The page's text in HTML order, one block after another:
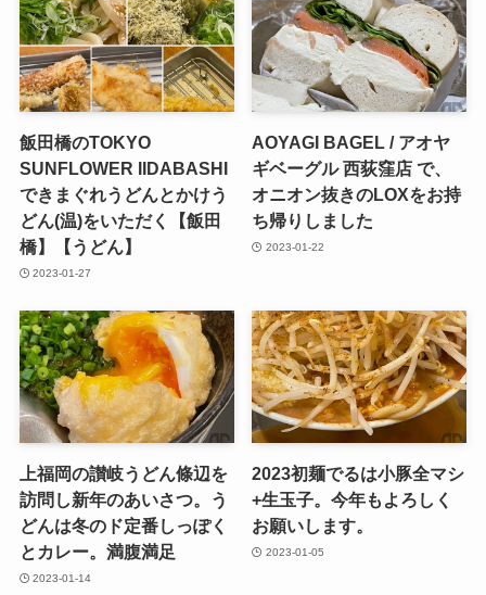
飯田橋のTOKYO
SUNFLOWER IIDABASHI
できまぐれうどんとかけう
どん(温)をいただく【飯田
橋】【うどん】
2023-01-27
AOYAGI BAGEL / アオヤ
ギベーグル 西荻窪店 で、
オニオン抜きのLOXをお持
ち帰りしました
2023-01-22
上福岡の讃岐うどん條辺を
訪問し新年のあいさつ。う
どんは冬のド定番しっぽく
とカレー。満腹満足
2023-01-14
2023初麺でるは小豚全マシ
+生玉子。今年もよろしく
お願いします。
2023-01-05